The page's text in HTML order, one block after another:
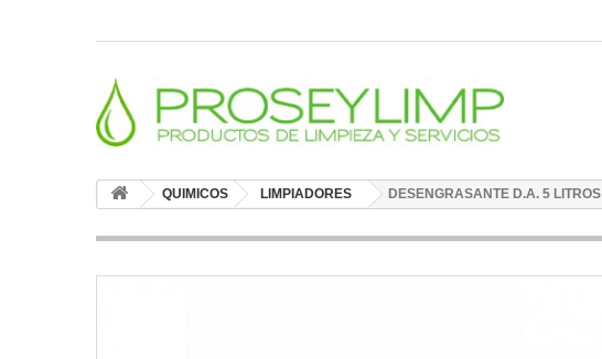
QUIMICOS LIMPIADORES DESENGRASANTE D.A. 5 LITROS